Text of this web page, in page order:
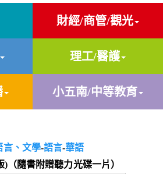
財經/商管/觀光
理工/醫護
小五南/中等教育
言、文學-語言-華語
)（隨書附贈聽力光碟一片）